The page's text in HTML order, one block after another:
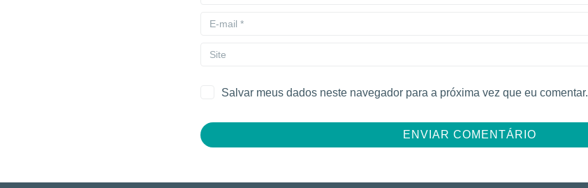
Salvar meus dados neste navegador para a próxima vez que eu comentar.